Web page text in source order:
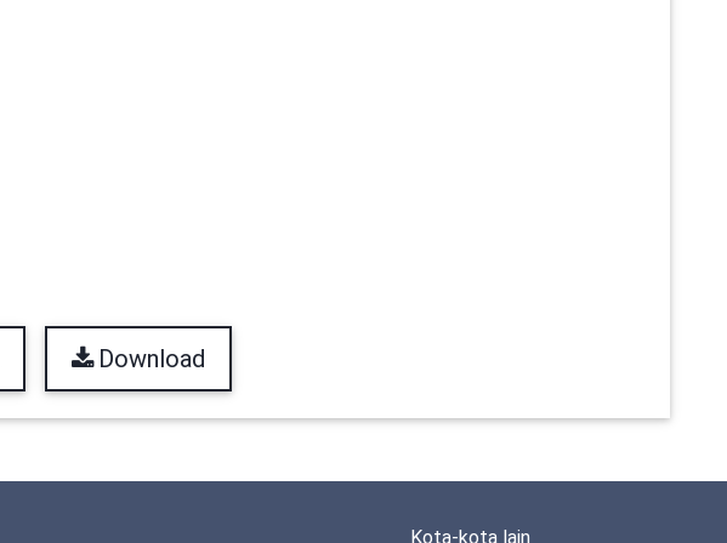
Download
Kota-kota lain